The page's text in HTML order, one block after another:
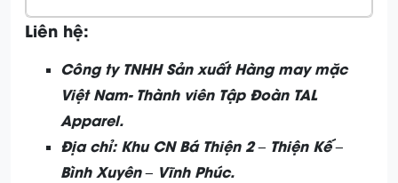
Liên hệ:
Công ty TNHH Sản xuất Hàng may mặc
Việt Nam- Thành viên Tập Đoàn TAL
Apparel.
Địa chỉ: Khu CN Bá Thiện 2 – Thiện Kế –
Bình Xuyên – Vĩnh Phúc.